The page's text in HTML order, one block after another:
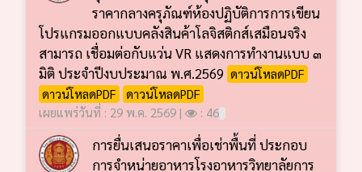
ราคากลางครุภัณฑ์ห้องปฏิบัติการการเขียน
โปรแกรมออกแบบคลังสินค้าโลจิสติกส์เสมือนจริง
สามารถ เชื่อมต่อกับแว่น VR แสดงการทำงานแบบ ๓
มิติ ประจำปีงบประมาณ พ.ศ.2569 ดาวน์โหลดPDF
ดาวน์โหลดPDF
ดาวน์โหลดPDF
เผยแพร่วันที่ : 29 พ.ค. 2569 |
: 46
การยื่นเสนอราคาเพื่อเช่าพื้นที่ ประกอบ
การจำหน่ายอาหารโรงอาหารวิทยาลัยการ